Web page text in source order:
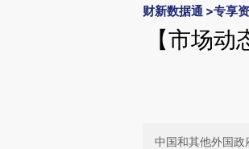
财新数据通 >专享
【市场
中国和其他外国